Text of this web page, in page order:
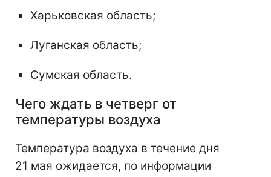
Харьковская область;
Луганская область;
Сумская область.
Чего ждать в четверг от
температуры воздуха
Температура воздуха в течение дня
21 мая ожидается, по информации